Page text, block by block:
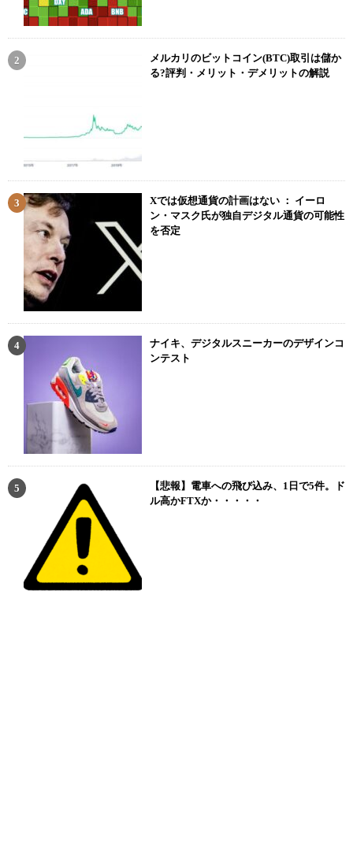
メルカリのビットコイン(BTC)取引は儲か
る?評判・メリット・デメリットの解説
Xでは仮想通貨の計画はない ： イーロ
ン・マスク氏が独自デジタル通貨の可能性
を否定
ナイキ、デジタルスニーカーのデザインコ
ンテスト
【悲報】電車への飛び込み、1日で5件。ド
ル高かFTXか・・・・・